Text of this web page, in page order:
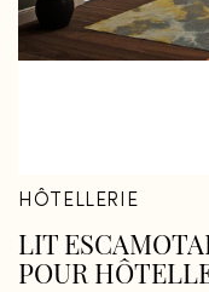
HÔTELLERIE
LIT
POUR